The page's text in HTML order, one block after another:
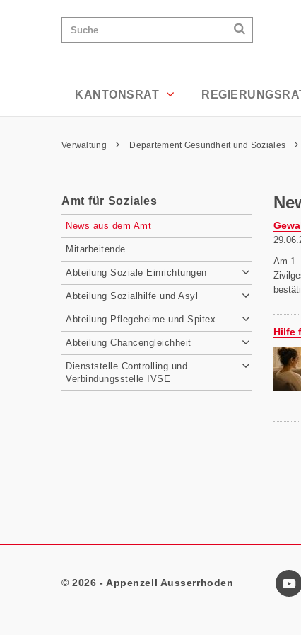
Suchen
KANTONSRAT
Inhalt
Pfadnavigation
Verwaltung Departement Gesundheit und Soziales
Amt für Soziales
Subnavigation
News aus dem Amt
Mitarbeitende
Abteilung Soziale Einrichtungen
Abteilung Sozialhilfe und Asyl
Abteilung Pflegeheime und Spitex
Abteilung Chancengleichheit
Dienststelle Controlling und
Verbindungsstelle IVSE
Am 1.
Hilfe
Footer
© 2026 - Appenzell Ausserrhoden